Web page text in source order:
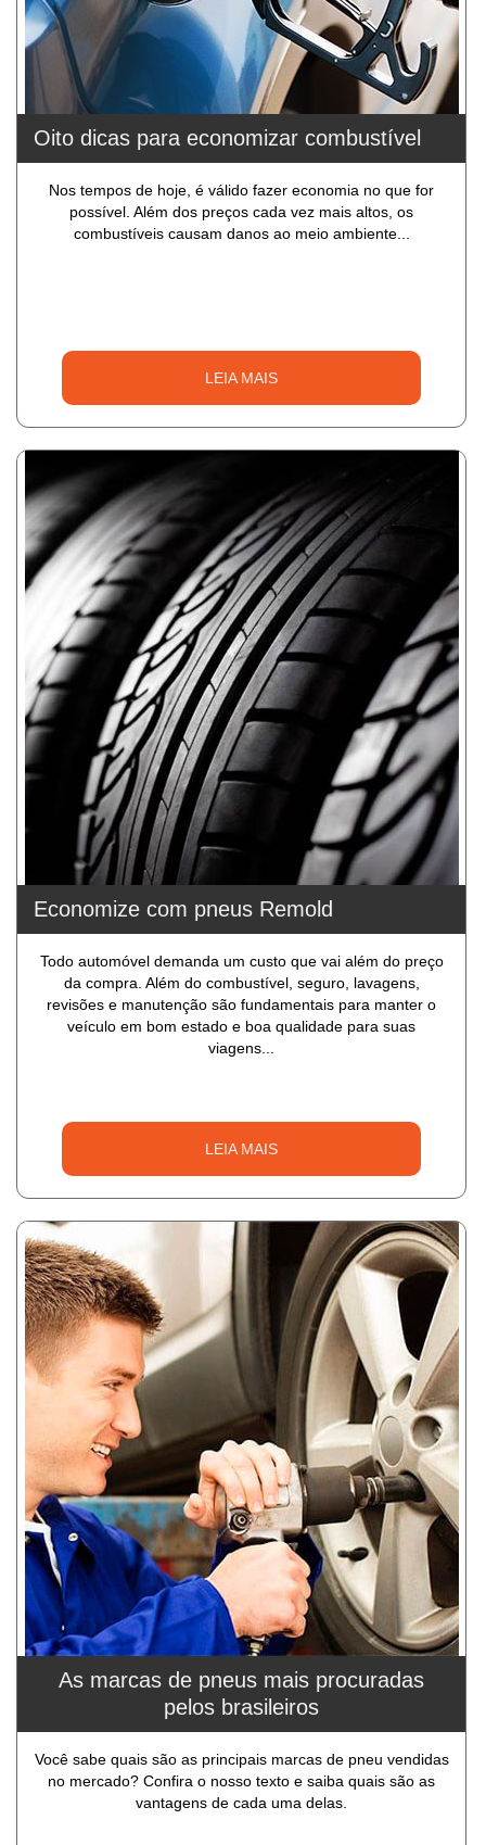
Oito dicas para economizar combustível
Nos tempos de hoje, é válido fazer economia no que for
possível. Além dos preços cada vez mais altos, os
combustíveis causam danos ao meio ambiente...
LEIA MAIS
Economize com pneus Remold
Todo automóvel demanda um custo que vai além do preço
da compra. Além do combustível, seguro, lavagens,
revisões e manutenção são fundamentais para manter o
veículo em bom estado e boa qualidade para suas
viagens...
LEIA MAIS
As marcas de pneus mais procuradas
pelos brasileiros
Você sabe quais são as principais marcas de pneu vendidas
no mercado? Confira o nosso texto e saiba quais são as
vantagens de cada uma delas.